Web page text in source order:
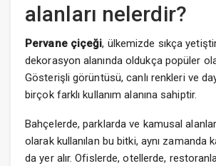
alanları nelerdir?
Pervane çiçeği, ülkemizde sıkça
dekorasyon alanında oldukça popüler
Gösterişli görüntüsü, canlı renkleri ve
birçok farklı kullanım alanına sahiptir.
Bahçelerde, parklarda ve kamusal
olarak kullanılan bu bitki, aynı zamanda
da yer alır. Ofislerde, otellerde,